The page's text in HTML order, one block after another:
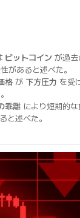
ビットコイン が過
があると述べた。
格 が 下方圧力 を受
乖離 により短期的な
と述べた。